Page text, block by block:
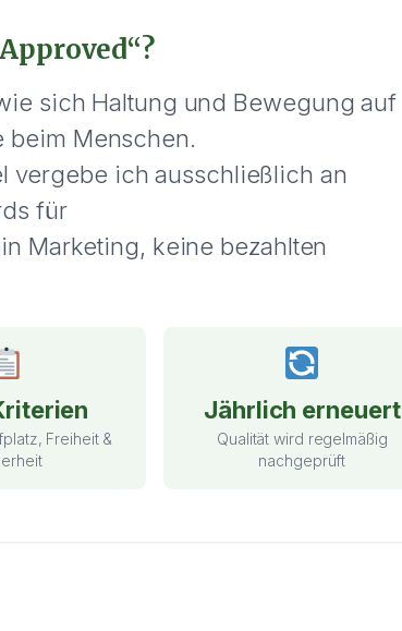
sich Haltung und Bewegung auf
Menschen.
vergebe ich ausschließlich an
für
Marketing, keine bezahlten
Freiheit &
Jährlich erneuert
Qualität wird regelmäßig
nachgeprüft